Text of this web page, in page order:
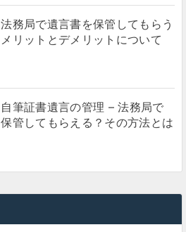
法務局で遺言書を保管してもらう
メリットとデメリットについて
自筆証書遺言の管理 – 法務局で
保管してもらえる？その方法とは